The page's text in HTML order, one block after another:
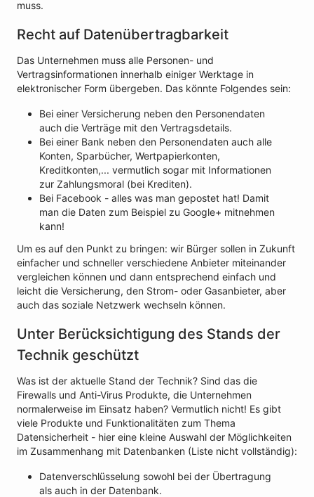
muss.
Recht auf Datenübertragbarkeit
Das Unternehmen muss alle Personen- und
Vertragsinformationen innerhalb einiger Werktage in
elektronischer Form übergeben. Das könnte Folgendes sein:
Bei einer Versicherung neben den Personendaten
auch die Verträge mit den Vertragsdetails.
Bei einer Bank neben den Personendaten auch alle
Konten, Sparbücher, Wertpapierkonten,
Kreditkonten,... vermutlich sogar mit Informationen
zur Zahlungsmoral (bei Krediten).
Bei Facebook - alles was man gepostet hat! Damit
man die Daten zum Beispiel zu Google+ mitnehmen
kann!
Um es auf den Punkt zu bringen: wir Bürger sollen in Zukunft
einfacher und schneller verschiedene Anbieter miteinander
vergleichen können und dann entsprechend einfach und
leicht die Versicherung, den Strom- oder Gasanbieter, aber
auch das soziale Netzwerk wechseln können.
Unter Berücksichtigung des Stands der
Technik geschützt
Was ist der aktuelle Stand der Technik? Sind das die
Firewalls und Anti-Virus Produkte, die Unternehmen
normalerweise im Einsatz haben? Vermutlich nicht! Es gibt
viele Produkte und Funktionalitäten zum Thema
Datensicherheit - hier eine kleine Auswahl der Möglichkeiten
im Zusammenhang mit Datenbanken (Liste nicht vollständig):
Datenverschlüsselung sowohl bei der Übertragung
als auch in der Datenbank.